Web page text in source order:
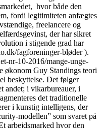
hvor både den
fordi legitimiteten anfægtes
freelancere og
der har sikret
i stigende grad har
fagforeninger-bløder ).
nr-10-2016/mange-unge-
økonom Guy Standings teori
beskyttelse. Det følger
andet; i vikarbureauer, i
det traditionelle
i kunstig intelligens, der
modellen” som svaret på
arbejdsmarked hvor den